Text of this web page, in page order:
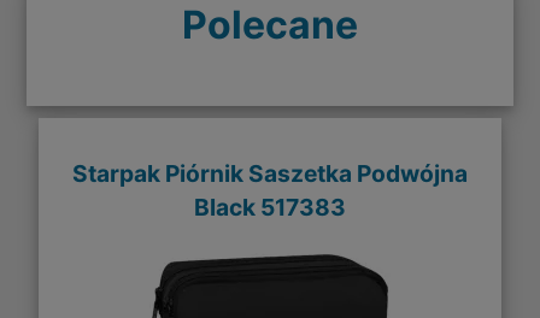
Polecane
Starpak Piórnik Saszetka Podwójna
Black 517383